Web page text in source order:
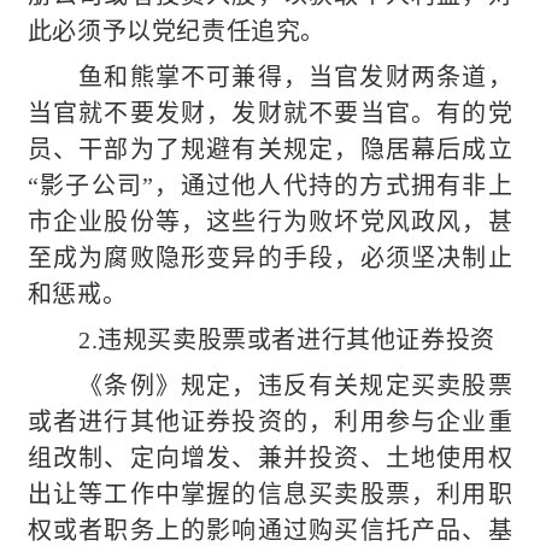
此必须予以党纪责任追究。
鱼和熊掌不可兼得，当官发财两条道，
当官就不要发财，发财就不要当官。有的党
员、干部为了规避有关规定，隐居幕后成立
“影子公司”，通过他人代持的方式拥有非上
市企业股份等，这些行为败坏党风政风，甚
至成为腐败隐形变异的手段，必须坚决制止
和惩戒。
2.违规买卖股票或者进行其他证券投资
《条例》规定，违反有关规定买卖股票
或者进行其他证券投资的，利用参与企业重
组改制、定向增发、兼并投资、土地使用权
出让等工作中掌握的信息买卖股票，利用职
权或者职务上的影响通过购买信托产品、基